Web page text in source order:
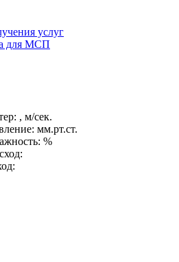
услуг
для МСП
, м/сек.
мм.рт.ст.
%